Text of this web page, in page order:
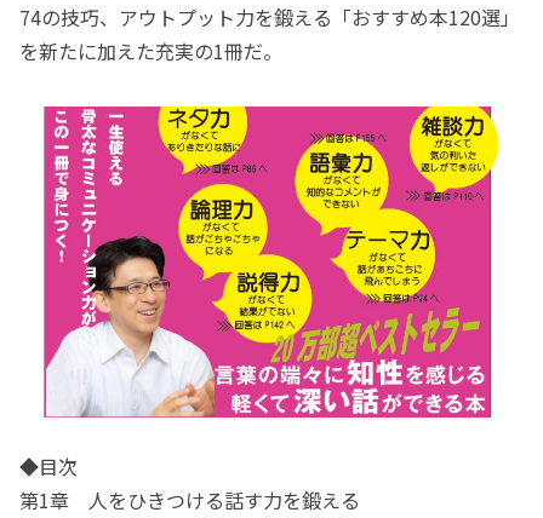
74の技巧、アウトプット力を鍛える「おすすめ本120選」
を新たに加えた充実の1冊だ。
◆目次
第1章 人をひきつける話す力を鍛える